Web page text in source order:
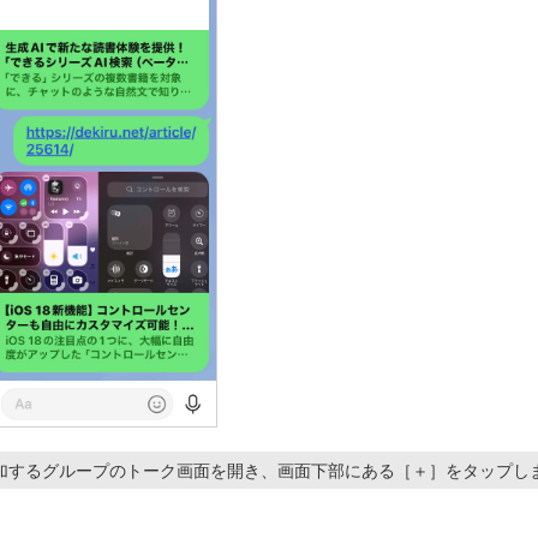
するグループのトーク画面を開き、画面下部にある［＋］をタップし